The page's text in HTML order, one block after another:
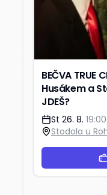
BEČVA TRUE
Husákem a
JDEŠ?
St 26. 8. 19:00
Stodola u